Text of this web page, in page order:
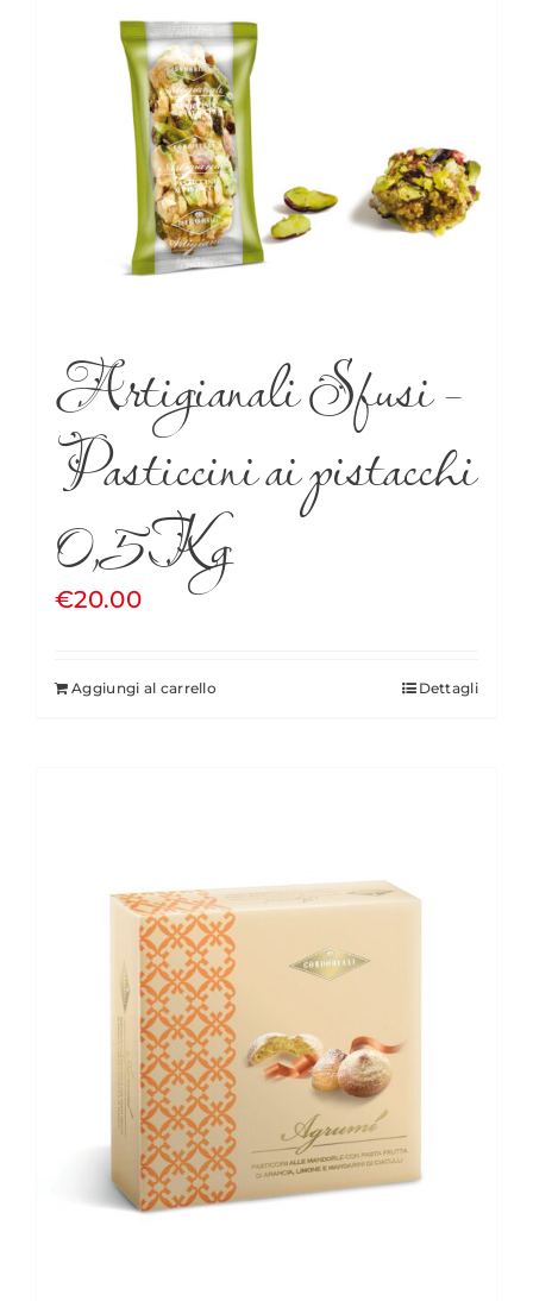
Artigianali Sfusi –
Pasticcini ai pistacchi
0,5Kg
€20.00
Aggiungi al carrello Dettagli